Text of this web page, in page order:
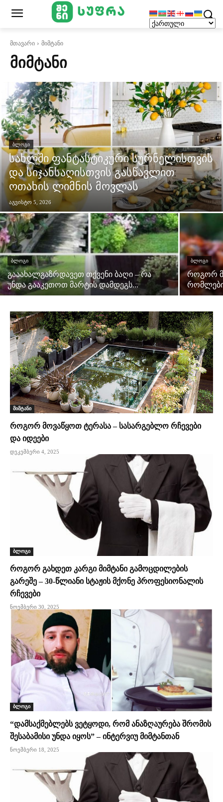
მთავარი მიმტანი
ᲛᲘᲛᲢᲐᲜᲘ
ᲑᲚᲝᲒᲘ
სახლში ფანტასტიკური სურნელისთვის
და სიჯანსაღისთვის გასწავლით
ოთახის ლიმნის მოვლას
აგვისტო 5, 2026
ᲑᲚᲝᲒᲘ
გააახალგაზრდავეთ თქვენი ბაღი – რა
უნდა გააკეთოთ მარტის დამდეგს...
ᲑᲚᲝᲒᲘ
როგორ
მიმტანი
როგორ მოვაწყოთ ტერასა – სასარგებლო რჩევები
და იდეები
დეკემბერი 4, 2025
ბლოგი
როგორ გახდეთ კარგი მიმტანი გამოცდილების
გარეშე – 30-წლიანი სტაჟის მქონე პროფესიონალის
რჩევები
ნოემბერი 30, 2025
ბლოგი
“დამსაქმებლებს ვეტყოდი, რომ ანაზღაურება შრომის
შესაბამისი უნდა იყოს” – ინტერვიუ მიმტანთან
ნოემბერი 18, 2025